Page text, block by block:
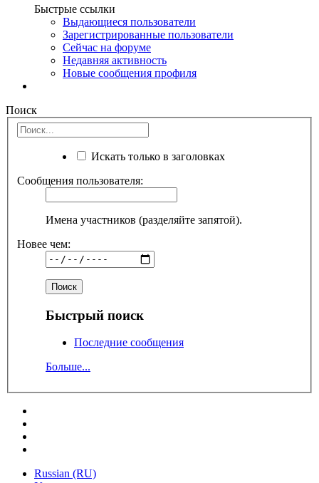
Быстрые ссылки
Выдающиеся пользователи
Зарегистрированные пользователи
Сейчас на форуме
Недавняя активность
Новые сообщения профиля
Поиск
Искать только в заголовках
Сообщения пользователя:
Имена участников (разделяйте запятой).
Новее чем:
Быстрый поиск
Последние сообщения
Больше...
Russian (RU)